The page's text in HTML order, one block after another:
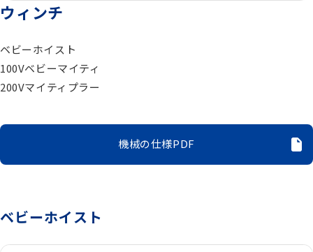
モルタル注入機器
エアーツール
電動機器
送風機・集塵機・掃除機
水中ポンプ
ウィンチ
ベビーホイスト
100Vベビーマイティ
200Vマイティプラー
機械の仕様PDF
ベビーホイスト